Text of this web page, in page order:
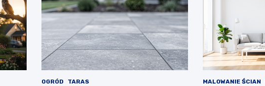
OGRÓD TARAS MALOWANIE ŚCIAN